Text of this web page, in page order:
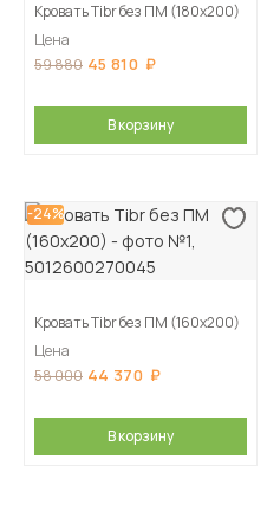
Кровать Tibr без ПМ (180х200)
Цена
59 880 45 810
В корзину
-24%
Кровать Tibr без ПМ (160х200)
Цена
58 000 44 370
В корзину